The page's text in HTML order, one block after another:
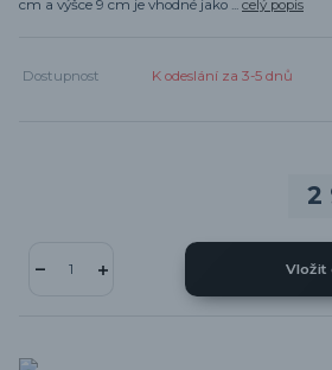
cm a výšce 9 cm je vhodné jako ... celý popis
Dostupnost K odeslání za 3-5 dnů
2
Vložit